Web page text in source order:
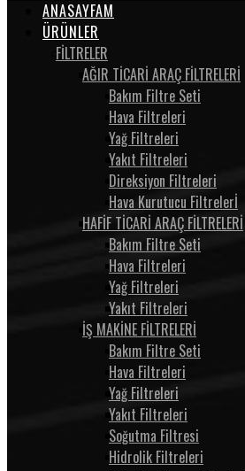
ANASAYFAM
ÜRÜNLER
FİLTRELER
AĞIR TİCARİ ARAÇ FİLTRELERİ
Bakım Filtre Seti
Hava Filtreleri
Yağ Filtreleri
Yakıt Filtreleri
Direksiyon Filtreleri
Hava Kurutucu Filtrelerİ
HAFİF TİCARİ ARAÇ FİLTRELERİ
Bakım Filtre Seti
Hava Filtreleri
Yağ Filtreleri
Yakıt Filtreleri
İŞ MAKİNE FİLTRELERİ
Bakım Filtre Seti
Hava Filtreleri
Yağ Filtreleri
Yakıt Filtreleri
Soğutma Filtresi
Hidrolik Filtreleri